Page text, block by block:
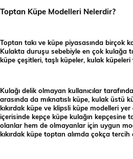
Toptan Küpe Modelleri Nelerdir?
Toptan takı ve küpe piyasasında birçok
Kulakta duruşu sebebiyle en çok kulağa
küpe çeşitleri, taşlı küpeler, kulak
Kulağı delik olmayan kullanıcılar
arasında da mıknatıslı küpe, kulak üstü
kıkırdak küpe ve klipsli küpe modelleri
içerisinde kepçe küpe kulağın kepçesine
olanlar hem de olmayanlar için uygun
kıkırdak küpe toptan alımda çokça tercih